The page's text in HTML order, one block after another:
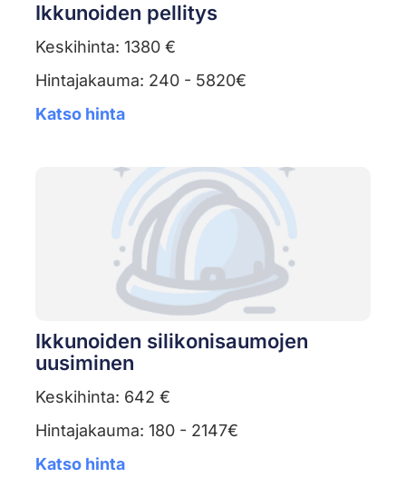
Ikkunoiden pellitys
Keskihinta: 1380 €
Hintajakauma: 240 - 5820€
Katso hinta
Ikkunoiden silikonisaumojen
uusiminen
Keskihinta: 642 €
Hintajakauma: 180 - 2147€
Katso hinta